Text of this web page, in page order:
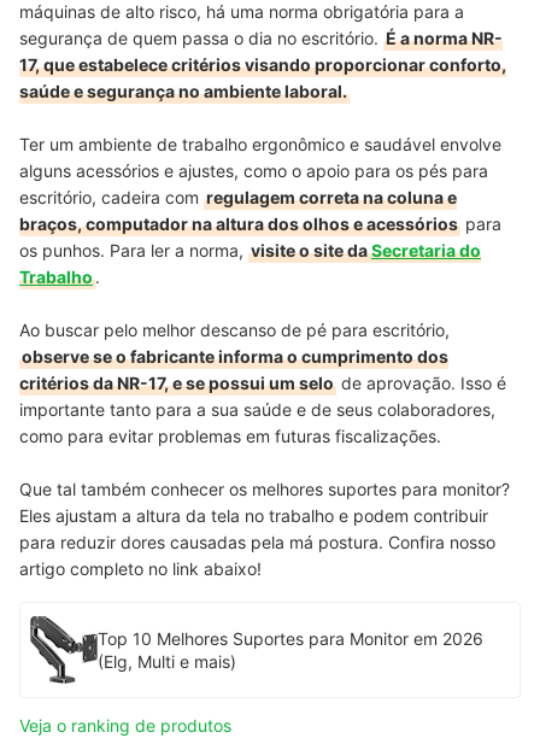
máquinas de alto risco, há uma norma obrigatória para a
segurança de quem passa o dia no escritório. É a norma NR-
17, que estabelece critérios visando proporcionar conforto,
saúde e segurança no ambiente laboral.
Ter um ambiente de trabalho ergonômico e saudável envolve
alguns acessórios e ajustes, como o apoio para os pés para
escritório, cadeira com regulagem correta na coluna e
braços, computador na altura dos olhos e acessórios para
os punhos. Para ler a norma, visite o site daSecretaria do
Trabalho.
Ao buscar pelo melhor descanso de pé para escritório,
observe se o fabricante informa o cumprimento dos
critérios da NR-17, e se possui um selo de aprovação. Isso é
importante tanto para a sua saúde e de seus colaboradores,
como para evitar problemas em futuras fiscalizações.
Que tal também conhecer os melhores suportes para monitor?
Eles ajustam a altura da tela no trabalho e podem contribuir
para reduzir dores causadas pela má postura. Confira nosso
artigo completo no link abaixo!
Top 10 Melhores Suportes para Monitor em 2026
(Elg, Multi e mais)
Veja o ranking de produtos